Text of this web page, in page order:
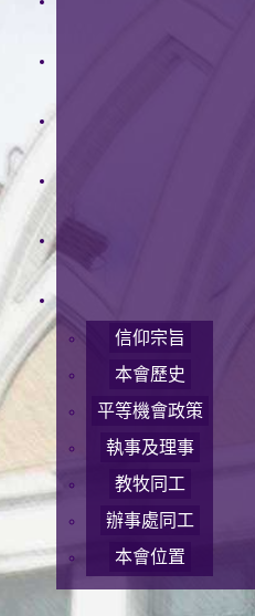
信仰宗旨
本會歷史
平等機會政策
執事及理事
教牧同工
辦事處同工
本會位置